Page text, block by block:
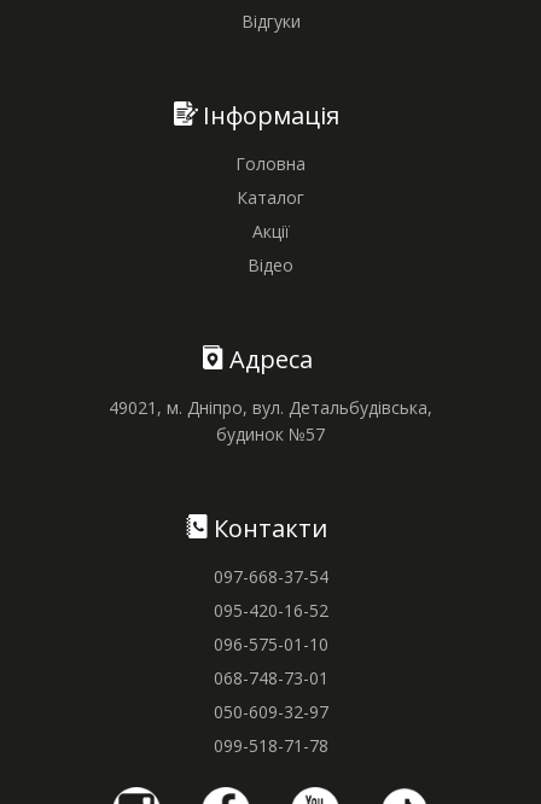
Відгуки
Інформація
Головна
Каталог
Акції
Відео
Адреса
49021, м. Дніпро, вул. Детальбудівська,
будинок №57
Контакти
097-668-37-54
095-420-16-52
096-575-01-10
068-748-73-01
050-609-32-97
099-518-71-78